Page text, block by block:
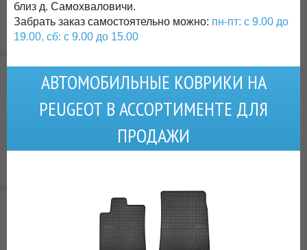
близ д. Самохваловичи.
Забрать заказ самостоятельно можно: пн-пт: с 9.00 до
19.00, сб: с 9.00 до 15.00
АВТОМОБИЛЬНЫЕ КОВРИКИ НА
PEUGEOT В АССОРТИМЕНТЕ ДЛЯ
ПРОДАЖИ